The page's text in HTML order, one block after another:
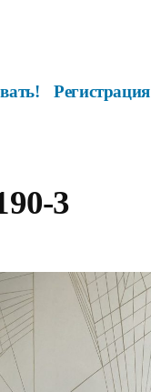
Регистрация
3